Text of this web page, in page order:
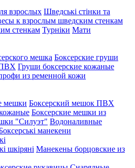
взрослых Шведські стінки та
к взрослым шведским стенкам
стенкам Турніки Мати
мешка Боксерские груши
ПВХ Груши боксерские кожаные
из ременной кожи
мешки Боксерский мешок ПВХ
Боксерские мешки из
"Силуэт" Водоналивные
манекени
шкіряні Манекены борцовские из